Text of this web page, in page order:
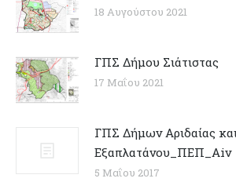
18 Αυγούστου 2021
ΓΠΣ Δήμου Σιάτιστας
17 Μαΐου 2021
ΓΠΣ Δήμων Αριδαίας
Εξαπλατάνου_ΠΕΠ_Αiv
5 Μαΐου 2017